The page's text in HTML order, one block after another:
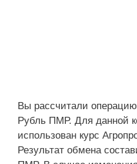
Вы рассчитали
Рубль ПМР. Для данной
использован курс
Результат обмена